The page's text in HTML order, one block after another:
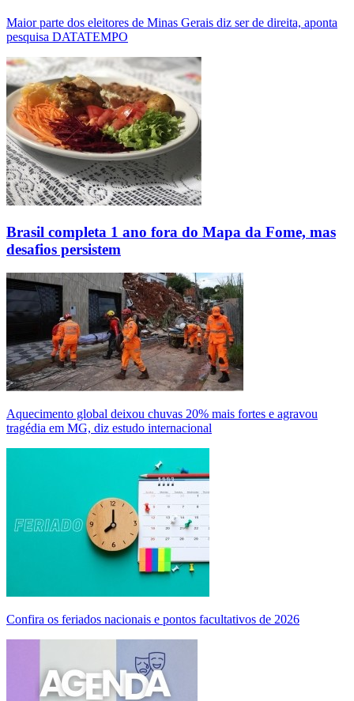
Maior parte dos eleitores de Minas Gerais diz ser de direita, aponta
pesquisa DATATEMPO
Brasil completa 1 ano fora do Mapa da Fome, mas
desafios persistem
Aquecimento global deixou chuvas 20% mais fortes e agravou
tragédia em MG, diz estudo internacional
Confira os feriados nacionais e pontos facultativos de 2026